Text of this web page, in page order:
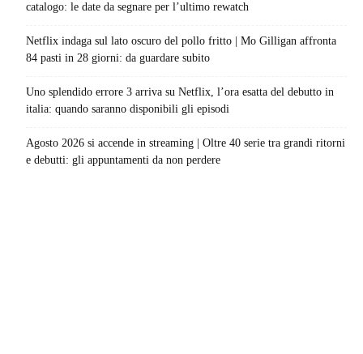
catalogo: le date da segnare per l’ultimo rewatch
Netflix indaga sul lato oscuro del pollo fritto | Mo Gilligan affronta
84 pasti in 28 giorni: da guardare subito
Uno splendido errore 3 arriva su Netflix, l’ora esatta del debutto in
italia: quando saranno disponibili gli episodi
Agosto 2026 si accende in streaming | Oltre 40 serie tra grandi ritorni
e debutti: gli appuntamenti da non perdere